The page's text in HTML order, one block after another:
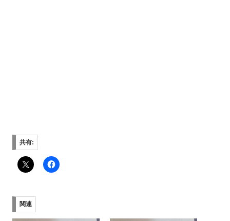
共有:
関連